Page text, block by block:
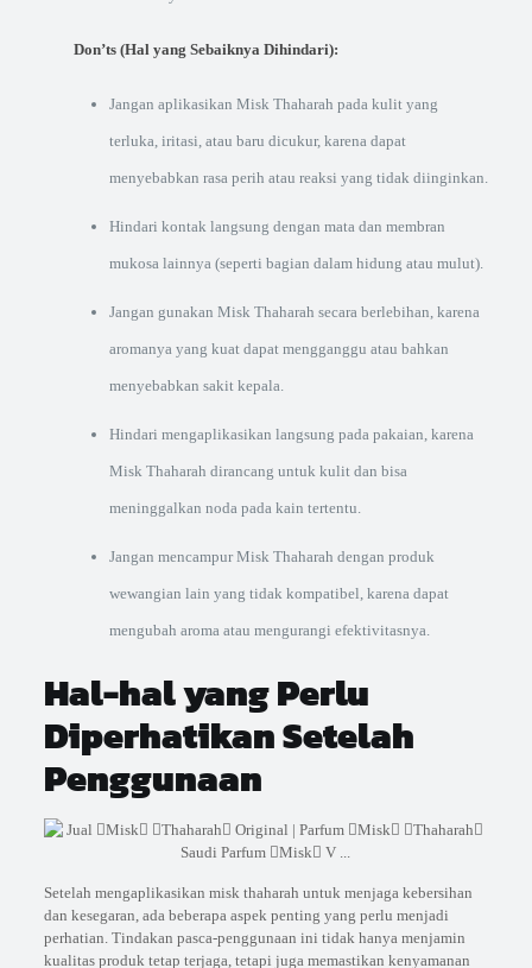
Don’ts (Hal yang Sebaiknya Dihindari):
Jangan aplikasikan Misk Thaharah pada kulit yang
terluka, iritasi, atau baru dicukur, karena dapat
menyebabkan rasa perih atau reaksi yang tidak diinginkan.
Hindari kontak langsung dengan mata dan membran
mukosa lainnya (seperti bagian dalam hidung atau mulut).
Jangan gunakan Misk Thaharah secara berlebihan, karena
aromanya yang kuat dapat mengganggu atau bahkan
menyebabkan sakit kepala.
Hindari mengaplikasikan langsung pada pakaian, karena
Misk Thaharah dirancang untuk kulit dan bisa
meninggalkan noda pada kain tertentu.
Jangan mencampur Misk Thaharah dengan produk
wewangian lain yang tidak kompatibel, karena dapat
mengubah aroma atau mengurangi efektivitasnya.
Hal-hal yang Perlu
Diperhatikan Setelah
Penggunaan
Setelah mengaplikasikan misk thaharah untuk menjaga kebersihan
dan kesegaran, ada beberapa aspek penting yang perlu menjadi
perhatian. Tindakan pasca-penggunaan ini tidak hanya menjamin
kualitas produk tetap terjaga, tetapi juga memastikan kenyamanan